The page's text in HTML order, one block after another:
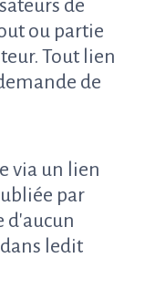
de
ou partie
Tout lien
de
via un lien
par
d'aucun
ledit